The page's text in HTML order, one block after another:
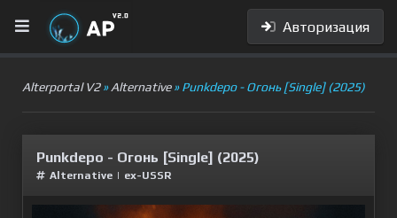
Авторизация
Alterportal V2»Alternative» Punkdepo - Огонь [Single] (2025)
Punkdepo - Огонь [Single] (2025)
Alternative | ex-USSR